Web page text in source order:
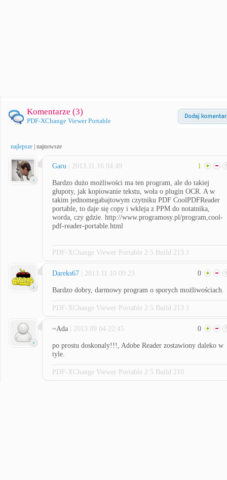
Komentarze (3)
PDF-XChange Viewer Portable
najlepsze najnowsze
Garu | 2013.11.16 04:49 1
Bardzo dużo możliwości ma ten program, ale do takiej
głupoty, jak kopiowanie tekstu, woła o plugin OCR. A w
takim jednomegabajtowym czytniku PDF CoolPDFReader
portable, to daje się copy i wkleja z PPM do notatnika,
worda, czy gdzie. http://www.programosy.pl/program,cool-
pdf-reader-portable.html
PDF-XChange Viewer Portable 2.5 Build 213.1
Dareks67 | 2013.11.10 09:23 0
Bardzo dobry, darmowy program o sporych możliwościach.
PDF-XChange Viewer Portable 2.5 Build 213.1
~Ada | 2013.09.04 22:45 0
po prostu doskonaly!!!, Adobe Reader zostawiony daleko w
tyle.
PDF-XChange Viewer Portable 2.5 Build 210